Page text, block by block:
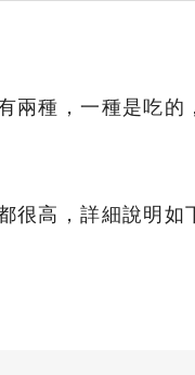
兩種，一種是吃的
很高，詳細說明如